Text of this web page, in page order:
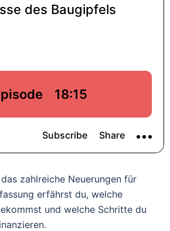
zahlreiche Neuerungen für
erfährst du, welche
und welche Schritte du